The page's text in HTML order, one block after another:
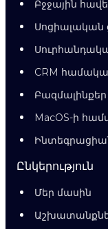
Բջջային
Սոցիալական
CRM
Բազմալինքեր
MacOS-ի
Ընկերություն
Մեր մասին